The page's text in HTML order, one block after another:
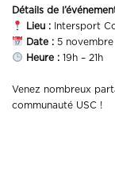
Détails de
Lieu :Intersport
Date :5 novembre
Heure :19h – 21h
Venez nombreux
communauté USC !